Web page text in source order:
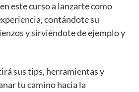
este curso a lanzarte como
contándote su
y sirviéndote de ejemplo y
sus tips, herramientas y
tu camino hacia la